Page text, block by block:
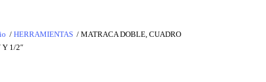
/ HERRAMIENTAS / MATRACA DOBLE, CUADRO
Y 1/2″